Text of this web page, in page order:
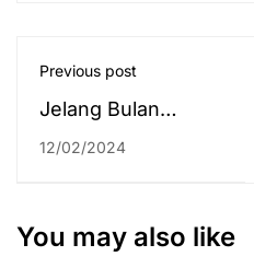
Previous post
Jelang Bulan
Puasa, LP2M
12/02/2024
You may also like